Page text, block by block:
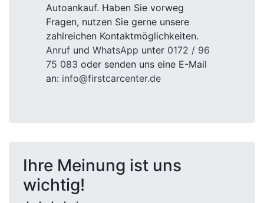
Autoankauf. Haben Sie vorweg
Fragen, nutzen Sie gerne unsere
zahlreichen Kontaktmöglichkeiten.
Anruf und WhatsApp unter 0172 / 96
75 083 oder senden uns eine E-Mail
an: info@firstcarcenter.de
Ihre Meinung ist uns
wichtig!